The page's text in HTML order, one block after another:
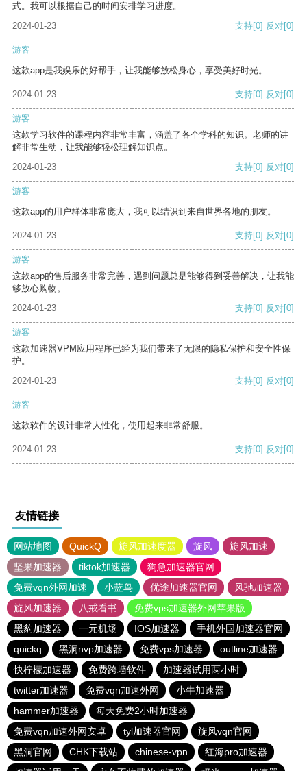
式。我可以根据自己的时间安排学习进度。
2024-01-23
支持[0] 反对[0]
游客
这款app是我娱乐的好帮手，让我能够放松身心，享受美好时光。
2024-01-23 支持[0] 反对[0]
游客
这款学习软件的课程内容非常丰富，涵盖了各个学科的知识。老师的讲
解非常生动，让我能够轻松理解知识点。
2024-01-23
支持[0] 反对[0]
游客
这款app的用户群体非常庞大，我可以结识到来自世界各地的朋友。
2024-01-23 支持[0] 反对[0]
游客
这款app的售后服务非常完善，遇到问题总是能够得到妥善解决，让我能
够放心购物。
2024-01-23
支持[0] 反对[0]
游客
这款加速器VPM应用程序已经为我们带来了无限的隐私保护和安全性保
护。
2024-01-23
支持[0] 反对[0]
游客
这款软件的设计非常人性化，使用起来非常舒服。
2024-01-23 支持[0] 反对[0]
友情链接
网站地图 QuickQ 旋风加速度器 旋风
旋风加速
坚果加速器
tiktok加速器
狗急加速器官网
免费vqn外网加速
小蓝鸟 优途加速器官网
风驰加速器
旋风加速器
八戒看书
免费vps加速器外网苹果版
黑豹加速器
一元机场 IOS加速器
手机外国加速器官网
quickq
黑洞nvp加速器 免费vps加速器
outline加速器
快柠檬加速器
免费跨墙软件
加速器试用两小时
twitter加速器
免费vqn加速外网
小牛加速器
hammer加速器
每天免费2小时加速器
免费vqn加速外网安卓
tyl加速器官网
旋风vqn官网
黑洞官网
CHK下载站 chinese-vpn
红海pro加速器